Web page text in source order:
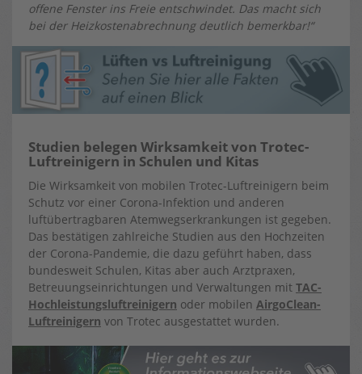
offene Fenster ins Freie entschwindet. Das macht sich
bei der Heizkostenabrechnung deutlich bemerkbar!“
Studien belegen Wirksamkeit von Trotec-
Luftreinigern in Schulen und Kitas
Die Wirksamkeit von mobilen Trotec-Luftreinigern beim
Schutz vor einer Corona-Infektion und anderen
luftübertragbaren Atemwegserkrankungen ist gegeben.
Das bestätigen zahlreiche Studien aus den Hochzeiten
der Corona-Pandemie, die dazu geführt haben, dass
bundesweit Schulen, Kitas aber auch Arztpraxen,
Betreuungseinrichtungen und Verwaltungen mit TAC-
Hochleistungsluftreinigern oder mobilen AirgoClean-
Luftreinigern von Trotec ausgestattet wurden.